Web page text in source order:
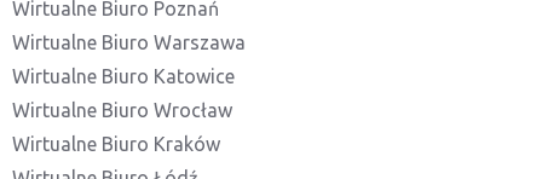
Wirtualne Biuro Poznań
Wirtualne Biuro Warszawa
Wirtualne Biuro Katowice
Wirtualne Biuro Wrocław
Wirtualne Biuro Kraków